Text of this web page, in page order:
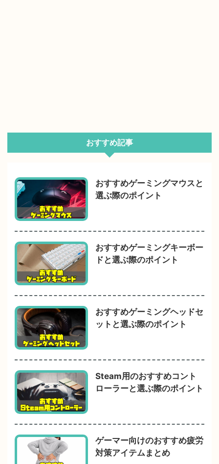
おすすめ記事
おすすめゲーミングマウスと
選ぶ際のポイント
おすすめゲーミングキーボー
ドと選ぶ際のポイント
おすすめゲーミングヘッドセ
ットと選ぶ際のポイント
Steam用のおすすめコント
ローラーと選ぶ際のポイント
ゲーマー向けのおすすめ疲労
対策アイテムまとめ